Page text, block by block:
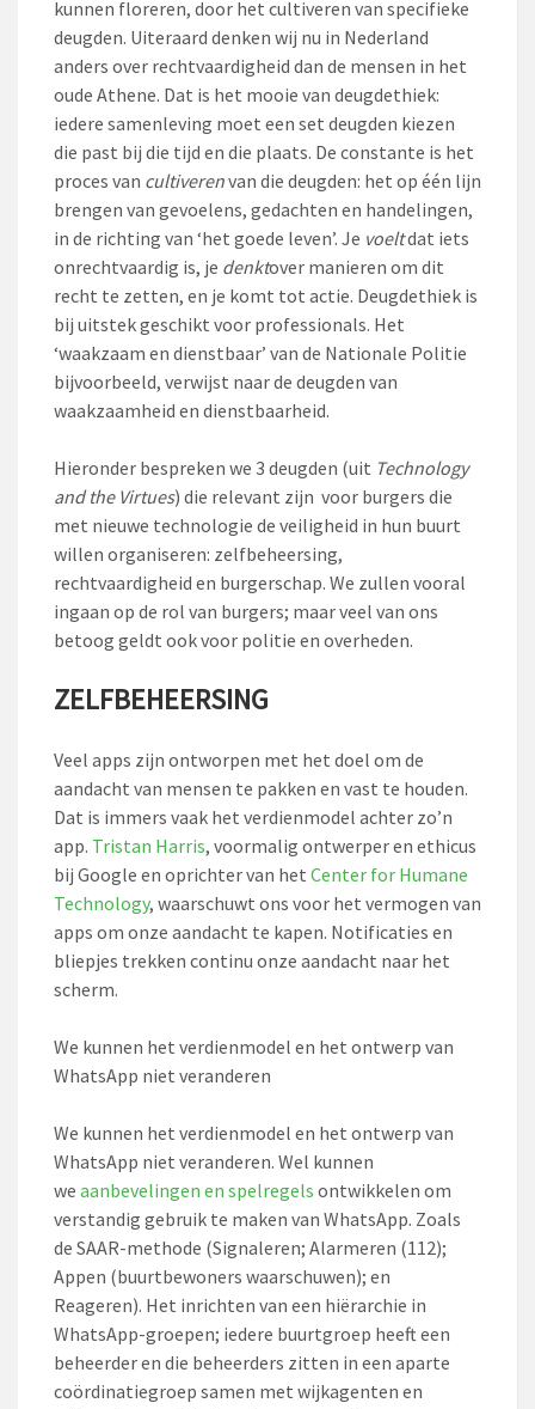
kunnen floreren, door het cultiveren van specifieke
deugden. Uiteraard denken wij nu in Nederland
anders over rechtvaardigheid dan de mensen in het
oude Athene. Dat is het mooie van deugdethiek:
iedere samenleving moet een set deugden kiezen
die past bij die tijd en die plaats. De constante is het
proces van cultiverenvan die deugden: het op één lijn
brengen van gevoelens, gedachten en handelingen,
in de richting van ‘het goede leven’. Je voeltdat iets
onrechtvaardig is, je denktover manieren om dit
recht te zetten, en je komt tot actie. Deugdethiek is
bij uitstek geschikt voor professionals. Het
‘waakzaam en dienstbaar’ van de Nationale Politie
bijvoorbeeld, verwijst naar de deugden van
waakzaamheid en dienstbaarheid.
Hieronder bespreken we 3 deugden (uit Technology
and the Virtues) die relevant zijn voor burgers die
met nieuwe technologie de veiligheid in hun buurt
willen organiseren: zelfbeheersing,
rechtvaardigheid en burgerschap. We zullen vooral
ingaan op de rol van burgers; maar veel van ons
betoog geldt ook voor politie en overheden.
ZELFBEHEERSING
Veel apps zijn ontworpen met het doel om de
aandacht van mensen te pakken en vast te houden.
Dat is immers vaak het verdienmodel achter zo’n
app. Tristan Harris, voormalig ontwerper en ethicus
bij Google en oprichter van het Center for Humane
Technology, waarschuwt ons voor het vermogen van
apps om onze aandacht te kapen. Notificaties en
bliepjes trekken continu onze aandacht naar het
scherm.
We kunnen het verdienmodel en het ontwerp van
WhatsApp niet veranderen
We kunnen het verdienmodel en het ontwerp van
WhatsApp niet veranderen. Wel kunnen
we aanbevelingen en spelregels ontwikkelen om
verstandig gebruik te maken van WhatsApp. Zoals
de SAAR-methode (Signaleren; Alarmeren (112);
Appen (buurtbewoners waarschuwen); en
Reageren). Het inrichten van een hiërarchie in
WhatsApp-groepen; iedere buurtgroep heeft een
beheerder en die beheerders zitten in een aparte
coördinatiegroep samen met wijkagenten en